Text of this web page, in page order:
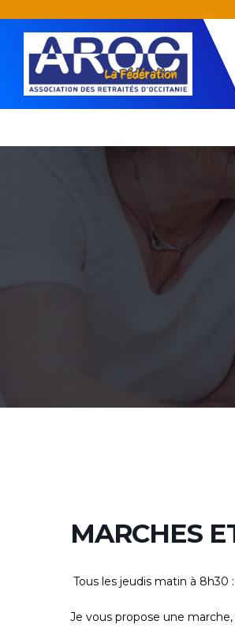
MARCHES
Tous les jeudis matin à 8h30 :
Je vous propose une